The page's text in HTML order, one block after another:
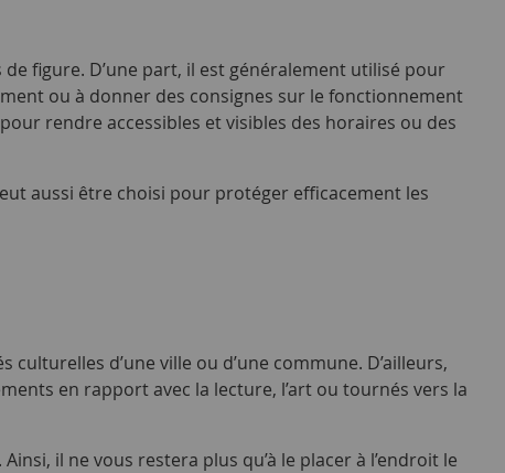
figure. D’une part, il est généralement utilisé pour
ou à donner des consignes sur le fonctionnement
rendre accessibles et visibles des horaires ou des
aussi être choisi pour protéger efficacement les
d’une ville ou d’une commune. D’ailleurs,
en rapport avec la lecture, l’art ou tournés vers la
il ne vous restera plus qu’à le placer à l’endroit le